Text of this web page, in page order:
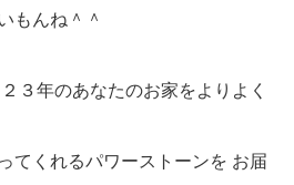
もんね＾＾
３年のあなたのお家をよりよく
てくれるパワーストーンを お届